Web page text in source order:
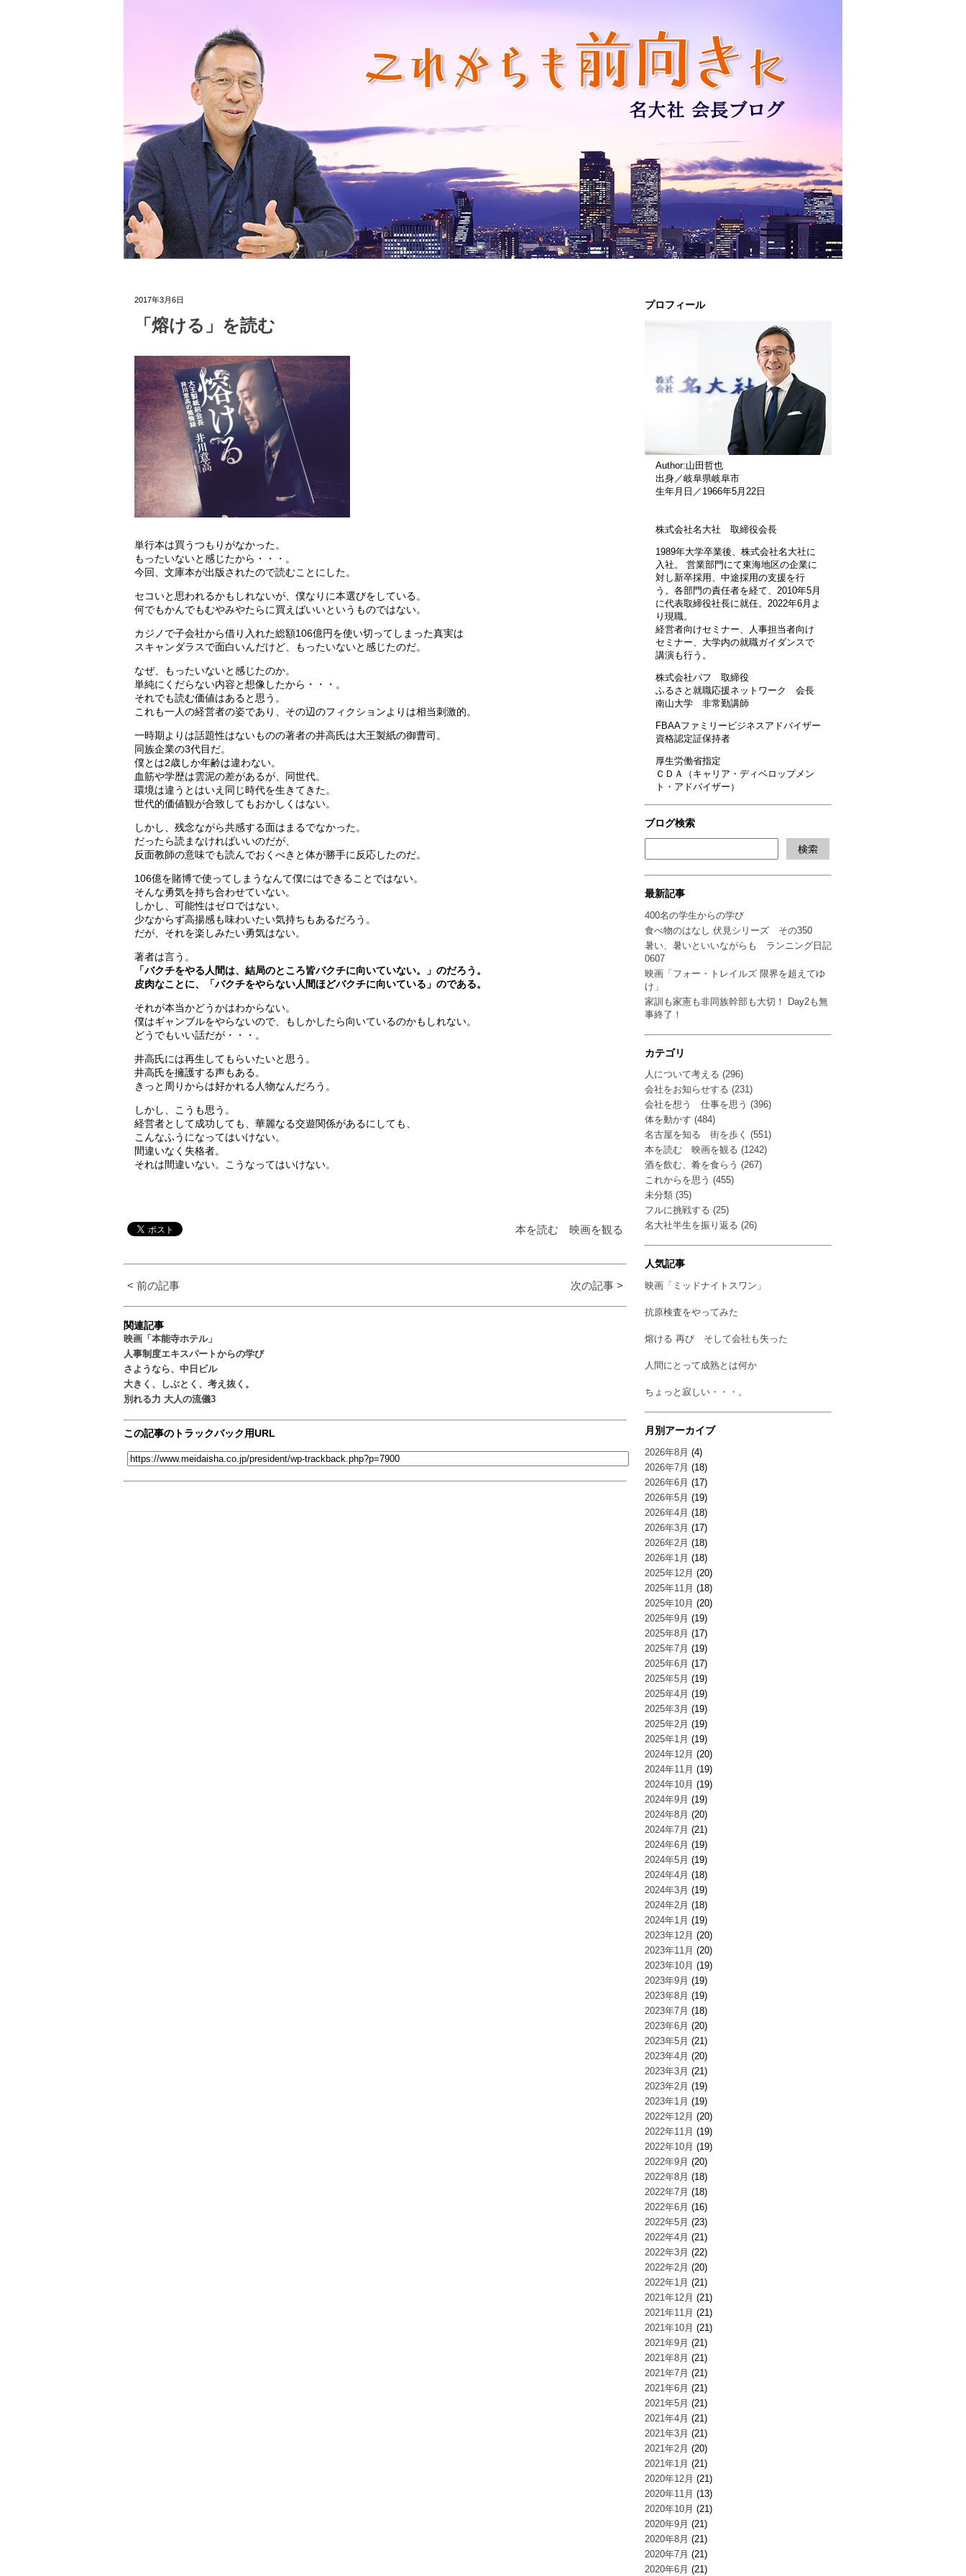
プロフィール
Author:山田哲也
出身／岐阜県岐阜市
生年月日／1966年5月22日
株式会社名大社 取締役会長
1989年大学卒業後、株式会社名大社に
入社。 営業部門にて東海地区の企業に
対し新卒採用、中途採用の支援を行
う。各部門の責任者を経て、2010年5月
に代表取締役社長に就任。2022年6月よ
り現職。
経営者向けセミナー、人事担当者向け
セミナー、大学内の就職ガイダンスで
講演も行う。
株式会社パフ 取締役
ふるさと就職応援ネットワーク 会長
南山大学 非常勤講師
FBAAファミリービジネスアドバイザー
資格認定証保持者
厚生労働省指定
ＣＤＡ（キャリア・ディベロップメン
ト・アドバイザー）
ブログ検索
最新記事
400名の学生からの学び
食べ物のはなし 伏見シリーズ その350
暑い、暑いといいながらも ランニング日記
0607
映画「フォー・トレイルズ 限界を超えてゆ
け」
家訓も家憲も非同族幹部も大切！ Day2も無
事終了！
カテゴリ
人について考える (296)
会社をお知らせする (231)
会社を想う 仕事を思う (396)
体を動かす (484)
名古屋を知る 街を歩く (551)
本を読む 映画を観る (1242)
酒を飲む、肴を食らう (267)
これからを思う (455)
未分類 (35)
フルに挑戦する (25)
名大社半生を振り返る (26)
人気記事
映画「ミッドナイトスワン」
抗原検査をやってみた
熔ける 再び そして会社も失った
人間にとって成熟とは何か
ちょっと寂しい・・・。
月別アーカイブ
2026年8月 (4)
2026年7月 (18)
2026年6月 (17)
2026年5月 (19)
2026年4月 (18)
2026年3月 (17)
2026年2月 (18)
2026年1月 (18)
2025年12月 (20)
2025年11月 (18)
2025年10月 (20)
2025年9月 (19)
2025年8月 (17)
2025年7月 (19)
2025年6月 (17)
2025年5月 (19)
2025年4月 (19)
2025年3月 (19)
2025年2月 (19)
2025年1月 (19)
2024年12月 (20)
2024年11月 (19)
2024年10月 (19)
2024年9月 (19)
2024年8月 (20)
2024年7月 (21)
2024年6月 (19)
2024年5月 (19)
2024年4月 (18)
2024年3月 (19)
2024年2月 (18)
2024年1月 (19)
2023年12月 (20)
2023年11月 (20)
2023年10月 (19)
2023年9月 (19)
2023年8月 (19)
2023年7月 (18)
2023年6月 (20)
2023年5月 (21)
2023年4月 (20)
2023年3月 (21)
2023年2月 (19)
2023年1月 (19)
2022年12月 (20)
2022年11月 (19)
2022年10月 (19)
2022年9月 (20)
2022年8月 (18)
2022年7月 (18)
2022年6月 (16)
2022年5月 (23)
2022年4月 (21)
2022年3月 (22)
2022年2月 (20)
2022年1月 (21)
2021年12月 (21)
2021年11月 (21)
2021年10月 (21)
2021年9月 (21)
2021年8月 (21)
2021年7月 (21)
2021年6月 (21)
2021年5月 (21)
2021年4月 (21)
2021年3月 (21)
2021年2月 (20)
2021年1月 (21)
2020年12月 (21)
2020年11月 (13)
2020年10月 (21)
2020年9月 (21)
2020年8月 (21)
2020年7月 (21)
2020年6月 (21)
2017年3月6日
「熔ける」を読む
単行本は買うつもりがなかった。
もったいないと感じたから・・・。
今回、文庫本が出版されたので読むことにした。
セコいと思われるかもしれないが、僕なりに本選びをしている。
何でもかんでもむやみやたらに買えばいいというものではない。
カジノで子会社から借り入れた総額106億円を使い切ってしまった真実は
スキャンダラスで面白いんだけど、もったいないと感じたのだ。
なぜ、もったいないと感じたのか。
単純にくだらない内容と想像したから・・・。
それでも読む価値はあると思う。
これも一人の経営者の姿であり、その辺のフィクションよりは相当刺激的。
一時期よりは話題性はないものの著者の井高氏は大王製紙の御曹司。
同族企業の3代目だ。
僕とは2歳しか年齢は違わない。
血筋や学歴は雲泥の差があるが、同世代。
環境は違うとはいえ同じ時代を生きてきた。
世代的価値観が合致してもおかしくはない。
しかし、残念ながら共感する面はまるでなかった。
だったら読まなければいいのだが、
反面教師の意味でも読んでおくべきと体が勝手に反応したのだ。
106億を賭博で使ってしまうなんて僕にはできることではない。
そんな勇気を持ち合わせていない。
しかし、可能性はゼロではない。
少なからず高揚感も味わいたい気持ちもあるだろう。
だが、それを楽しみたい勇気はない。
著者は言う。
「バクチをやる人間は、結局のところ皆バクチに向いていない。」のだろう。
皮肉なことに、「バクチをやらない人間ほどバクチに向いている」のである。
それが本当かどうかはわからない。
僕はギャンブルをやらないので、もしかしたら向いているのかもしれない。
どうでもいい話だが・・・。
井高氏には再生してもらいたいと思う。
井高氏を擁護する声もある。
きっと周りからは好かれる人物なんだろう。
しかし、こうも思う。
経営者として成功しても、華麗なる交遊関係があるにしても、
こんなふうになってはいけない。
間違いなく失格者。
それは間違いない。こうなってはいけない。
本を読む 映画を観る
< 前の記事 次の記事 >
関連記事
映画「本能寺ホテル」
人事制度エキスパートからの学び
さようなら、中日ビル
大きく、しぶとく、考え抜く。
別れる力 大人の流儀3
この記事のトラックバック用URL